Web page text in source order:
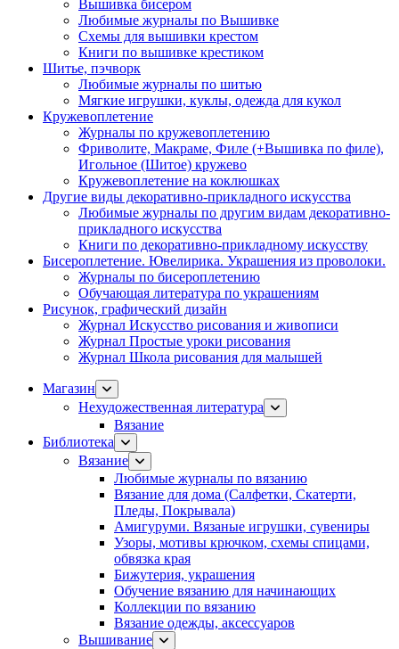
Вышивка бисером
Любимые журналы по Вышивке
Схемы для вышивки крестом
Книги по вышивке крестиком
Шитье, пэчворк
Любимые журналы по шитью
Мягкие игрушки, куклы, одежда для кукол
Кружевоплетение
Журналы по кружевоплетению
Фриволите, Макраме, Филе (+Вышивка по филе),
Игольное (Шитое) кружево
Кружевоплетение на коклюшках
Другие виды декоративно-прикладного искусства
Любимые журналы по другим видам декоративно-
прикладного искусства
Книги по декоративно-прикладному искусству
Бисероплетение. Ювелирика. Украшения из проволоки.
Журналы по бисероплетению
Обучающая литература по украшениям
Рисунок, графический дизайн
Журнал Искусство рисования и живописи
Журнал Простые уроки рисования
Журнал Школа рисования для малышей
Магазин
Нехудожественная литература
Вязание
Библиотека
Вязание
Любимые журналы по вязанию
Вязание для дома (Салфетки, Скатерти,
Пледы, Покрывала)
Амигуруми. Вязаные игрушки, сувениры
Узоры, мотивы крючком, схемы спицами,
обвязка края
Бижутерия, украшения
Обучение вязанию для начинающих
Коллекции по вязанию
Вязание одежды, аксессуаров
Вышивание